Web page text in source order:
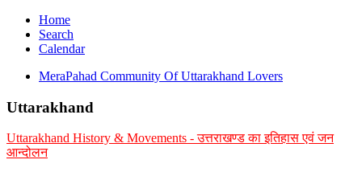
Home
Search
Calendar
MeraPahad Community Of Uttarakhand Lovers
Uttarakhand
Uttarakhand History & Movements - उत्तराखण्ड का इतिहास एवं जन
आन्दोलन